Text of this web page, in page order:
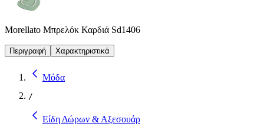
Morellato Μπρελόκ Καρδιά Sd1406
Περιγραφή Χαρακτηριστικά
Μόδα
/
Είδη Δώρων & Αξεσουάρ